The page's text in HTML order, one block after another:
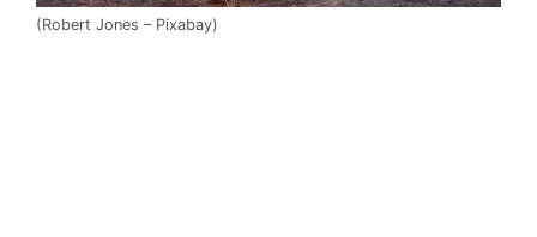
(Robert Jones – Pixabay)